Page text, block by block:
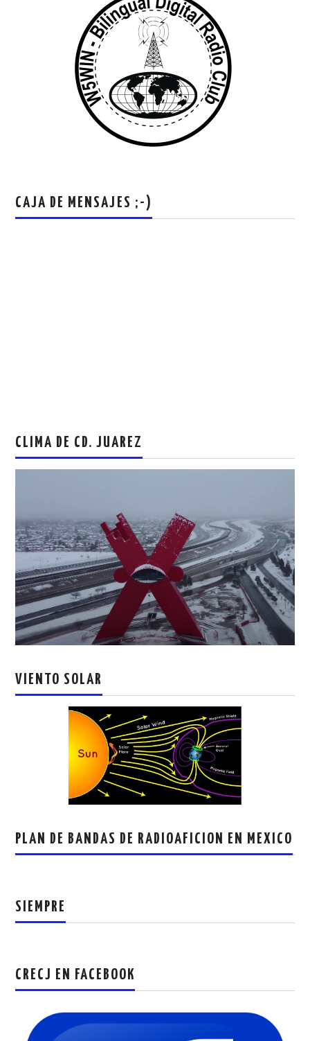
CAJA DE MENSAJES ;-)
CLIMA DE CD. JUAREZ
VIENTO SOLAR
PLAN DE BANDAS DE RADIOAFICION EN MEXICO
SIEMPRE
CRECJ EN FACEBOOK